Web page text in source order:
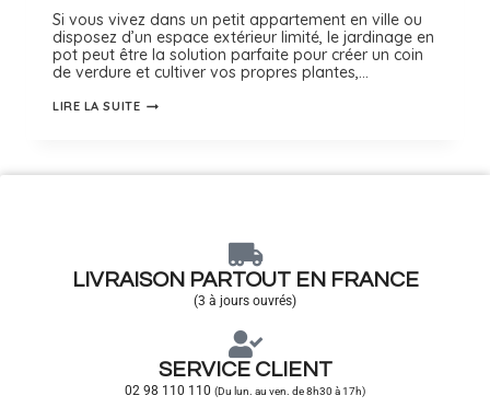
Si vous vivez dans un petit appartement en ville ou
disposez d’un espace extérieur limité, le jardinage en
pot peut être la solution parfaite pour créer un coin
de verdure et cultiver vos propres plantes,…
LIRE LA SUITE
LIVRAISON PARTOUT EN FRANCE
(3 à jours ouvrés)
SERVICE CLIENT
02 98 110 110 (Du lun. au ven. de 8h30 à 17h)